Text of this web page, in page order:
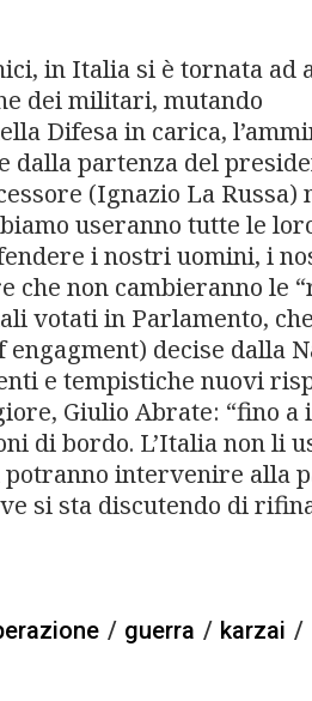
in Italia si è tornata ad
dei militari, mutando
Difesa in carica,
dalla partenza del
(Ignazio La Russa)
useranno tutte le
i nostri uomini, i
che non cambieranno le
votati in Parlamento, che
decise dalla
e tempistiche nuovi
Giulio Abrate: “fino
di bordo. L’Italia non li
intervenire alla
si sta discutendo di
/ guerra / karzai /